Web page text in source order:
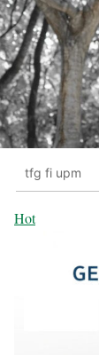
tfg fi upm
Hot